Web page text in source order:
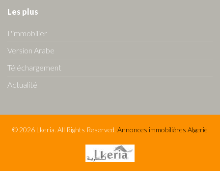
Les plus
L'immobilier
Version Arabe
Téléchargement
Actualité
© 2026 Lkeria. All Rights Reserved. Annonces immobilières Algerie